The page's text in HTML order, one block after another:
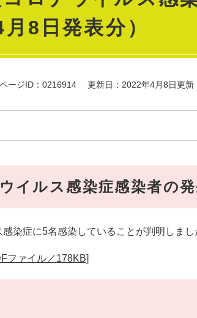
8日発表分）
ページID：0216914 更新日：2022年4月8日更新
イルス感染症感染者の発
染症に5名感染していることが判明しまし
ファイル／178KB]